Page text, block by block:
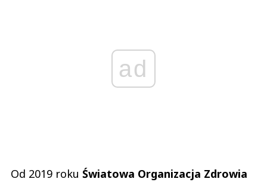
ad
Od 2019 roku Światowa Organizacja Zdrowia